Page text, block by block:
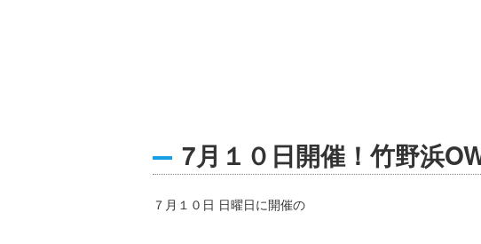
7月１０日開催！竹野浜
７月１０日 日曜日に開催の